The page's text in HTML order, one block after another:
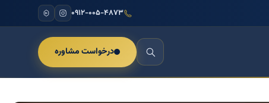
۰۹۱۲-۰۰۵-۴۸۷۳
درخواست مشاوره